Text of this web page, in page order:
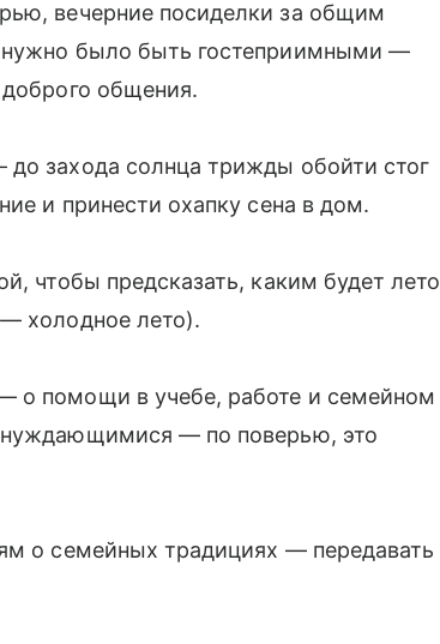
вечерние посиделки за общим
было быть гостеприимными —
общения.
захода солнца трижды обойти стог
и принести охапку сена в дом.
чтобы предсказать, каким будет лето
холодное лето).
о помощи в учебе, работе и семейном
нуждающимися — по поверью, это
о семейных традициях — передавать